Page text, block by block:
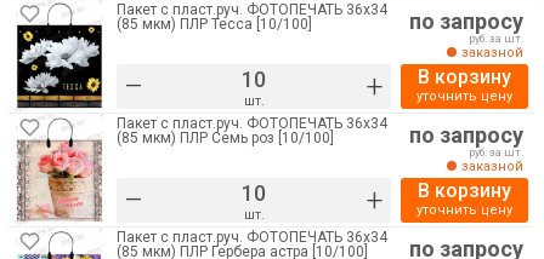
Пакет с пласт.руч. ФОТОПЕЧАТЬ 36х34
(85 мкм) ПЛР Тесса [10/100]
– шт. +
по запросу
руб. за шт.
заказной
В корзину
уточнить цену
Пакет с пласт.руч. ФОТОПЕЧАТЬ 36х34
(85 мкм) ПЛР Семь роз [10/100]
– шт. +
по запросу
руб. за шт.
заказной
В корзину
уточнить цену
Пакет с пласт.руч. ФОТОПЕЧАТЬ 36х34
(85 мкм) ПЛР Гербера астра [10/100]
по запросу